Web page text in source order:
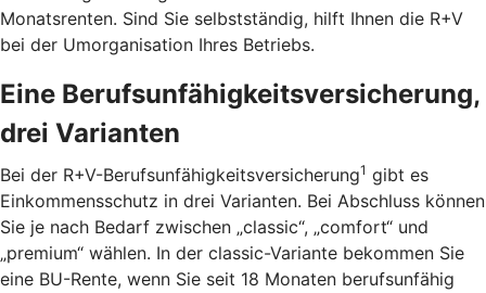
Monatsrenten. Sind Sie selbstständig, hilft Ihnen die R+V
bei der Umorganisation Ihres Betriebs.
Eine Berufsunfähigkeitsversicherung,
drei Varianten
Bei der R+V-Berufsunfähigkeitsversicherung1 gibt es
Einkommensschutz in drei Varianten. Bei Abschluss können
Sie je nach Bedarf zwischen „classic“, „comfort“ und
„premium“ wählen. In der classic-Variante bekommen Sie
eine BU-Rente, wenn Sie seit 18 Monaten berufsunfähig